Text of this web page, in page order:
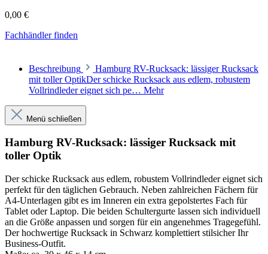
0,00 €
Fachhändler finden
Beschreibung
Hamburg RV-Rucksack: lässiger Rucksack
mit toller OptikDer schicke Rucksack aus edlem, robustem
Vollrindleder eignet sich pe… Mehr
Menü schließen
Hamburg RV-Rucksack: lässiger Rucksack mit
toller Optik
Der schicke Rucksack aus edlem, robustem Vollrindleder eignet sich
perfekt für den täglichen Gebrauch. Neben zahlreichen Fächern für
A4-Unterlagen gibt es im Inneren ein extra gepolstertes Fach für
Tablet oder Laptop. Die beiden Schultergurte lassen sich individuell
an die Größe anpassen und sorgen für ein angenehmes Tragegefühl.
Der hochwertige Rucksack in Schwarz komplettiert stilsicher Ihr
Business-Outfit.